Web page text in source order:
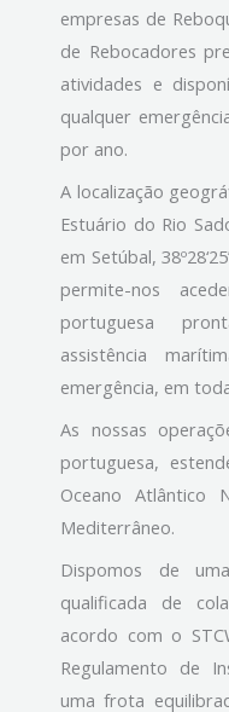
empresas de
de Rebocadores
atividades e
qualquer
por ano.
A localização
Estuário do Rio
em Setúbal,
permite-nos
portuguesa
assistência
emergência, em
As nossas
portuguesa,
Oceano
Mediterrâneo.
Dispomos de
qualificada de
acordo com o
Regulamento de
uma frota